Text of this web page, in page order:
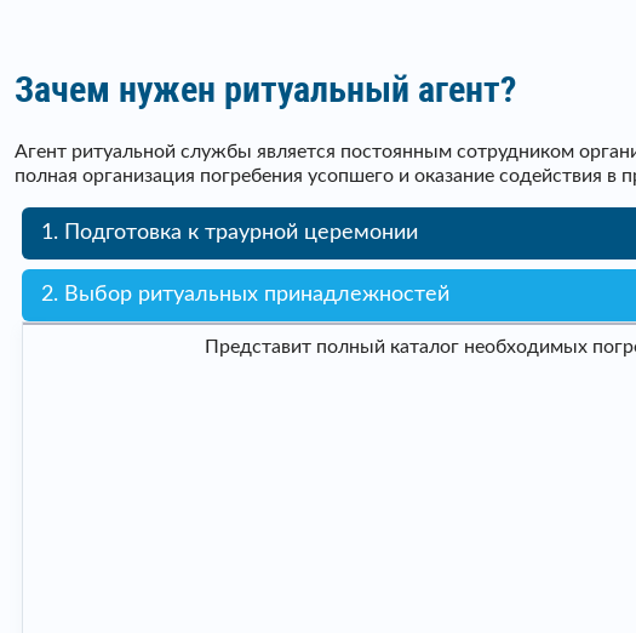
Зачем нужен ритуальный агент?
Агент ритуальной службы является постоянным сотрудником
полная организация погребения усопшего и оказание содействия
1. Подготовка к траурной церемонии
2. Выбор ритуальных принадлежностей
Представит полный каталог необходимых